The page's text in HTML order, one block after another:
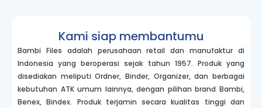
Kami siap membantumu
Bambi Files adalah perusahaan retail dan manufaktur di
Indonesia yang beroperasi sejak tahun 1957. Produk yang
disediakan meliputi Ordner, Binder, Organizer, dan berbagai
kebutuhan ATK umum lainnya, dengan pilihan brand Bambi,
Benex, Bindex. Produk terjamin secara kualitas tinggi dan